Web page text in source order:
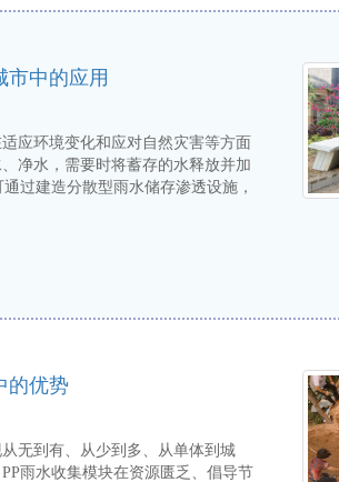
市中的应用
环境变化和应对自然灾害等方面
净水，需要时将蓄存的水释放并加
过建造分散型雨水储存渗透设施，
的优势
到有、从少到多、从单体到城
雨水收集模块在资源匮乏、倡导节